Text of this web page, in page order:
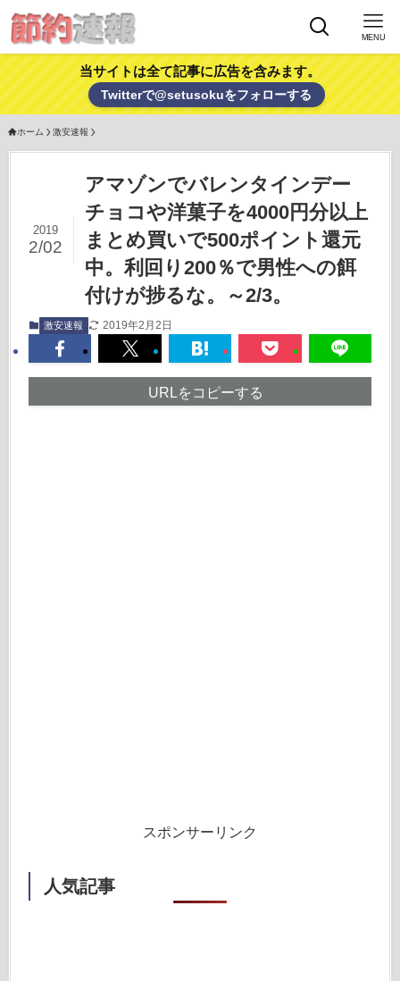
MENU
当サイトは全て記事に広告を含みます。
Twitterで@setusokuをフォローする
ホーム 激安速報
アマゾンでバレンタインデー
チョコや洋菓子を4000円分以上
まとめ買いで500ポイント還元
中。利回り200％で男性への餌
付けが捗るな。～2/3。
2019
2/02
激安速報 2019年2月2日
URLをコピーする
スポンサーリンク
人気記事